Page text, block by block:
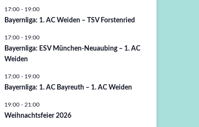
17:00 - 19:00
Bayernliga: 1. AC Weiden – TSV Forstenried
17:00 - 19:00
Bayernliga: ESV München-Neuaubing – 1. AC
Weiden
17:00 - 19:00
Bayernliga: 1. AC Bayreuth – 1. AC Weiden
19:00 - 21:00
Weihnachtsfeier 2026